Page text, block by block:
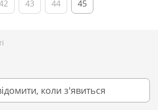
43 44 45
коли з'явиться